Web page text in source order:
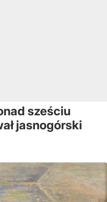
sześciu
jasnogórski